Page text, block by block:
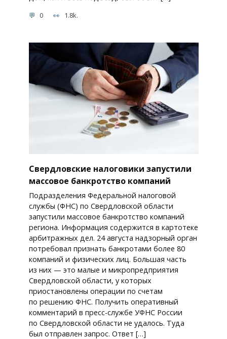
0 1.8k.
Свердловские налоговики запустили
массовое банкротство компаний
Подразделения Федеральной налоговой
службы (ФНС) по Свердловской области
запустили массовое банкротство компаний
региона. Информация содержится в картотеке
арбитражных дел. 24 августа надзорный орган
потребовал признать банкротами более 80
компаний и физических лиц. Большая часть
из них — это малые и микропредприятия
Свердловской области, у которых
приостановлены операции по счетам
по решению ФНС. Получить оперативный
комментарий в пресс-службе УФНС России
по Свердловской области не удалось. Туда
был отправлен запрос. Ответ […]